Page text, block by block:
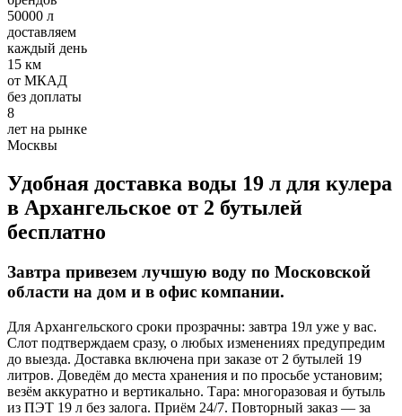
50000 л
доставляем
каждый день
15 км
от МКАД
без доплаты
8
лет на рынке
Москвы
Удобная доставка воды 19 л для кулера
в Архангельское от 2 бутылей
бесплатно
Завтра привезем лучшую воду по Московской
области на дом и в офис компании.
Для Архангельского сроки прозрачны: завтра 19л уже у вас.
Слот подтверждаем сразу, о любых изменениях предупредим
до выезда. Доставка включена при заказе от 2 бутылей 19
литров. Доведём до места хранения и по просьбе установим;
везём аккуратно и вертикально. Тара: многоразовая и бутыль
из ПЭТ 19 л без залога. Приём 24/7. Повторный заказ — за
Требования:
Хорошее знание 1С
Умение работать с постоянными клиентами, вести
первичный документооборот
Ответственное отношение к работе
Условия:
З/п 32000-50000 руб.
График 5/2
Оформление по ТК РФ
Добавить отзыв
Опубликовать
отзыв от клиента
Светлана Москва